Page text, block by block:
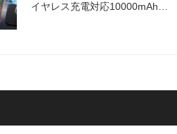
イヤレス充電対応10000mAh、